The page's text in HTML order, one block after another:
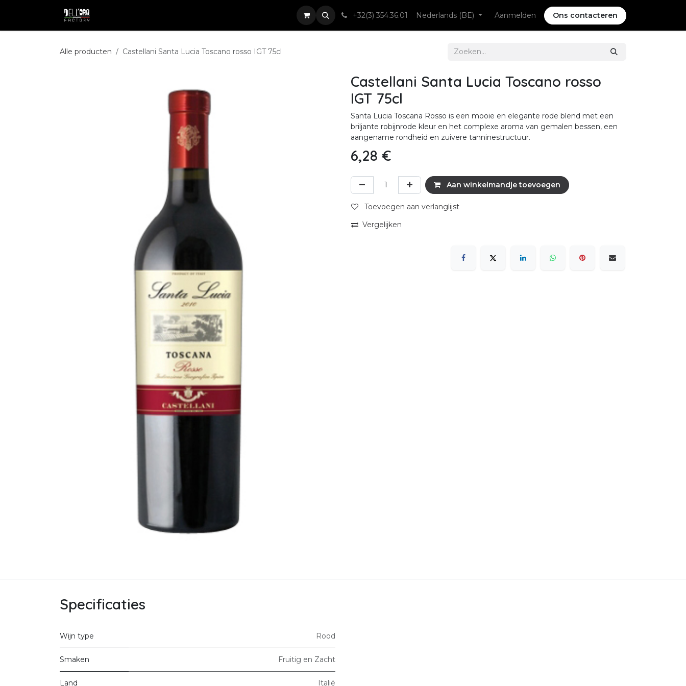
Nieuws & Events Contact+32(3) 354.36.01 Nederlands (BE) Aanmelden Ons contacteren
Alle producten Castellani Santa Lucia Toscano rosso IGT 75cl
Castellani Santa Lucia Toscano rosso
IGT 75cl
Santa Lucia Toscana Rosso is een mooie en elegante rode blend met een
briljante robijnrode kleur en het complexe aroma van gemalen bessen, een
aangename rondheid en zuivere tanninestructuur.
6,28 €
Aan winkelmandje toevoegen
Toevoegen aan verlanglijst
Vergelijken
Specificaties
Wijn type Rood
Smaken Fruitig en Zacht
Land Italië